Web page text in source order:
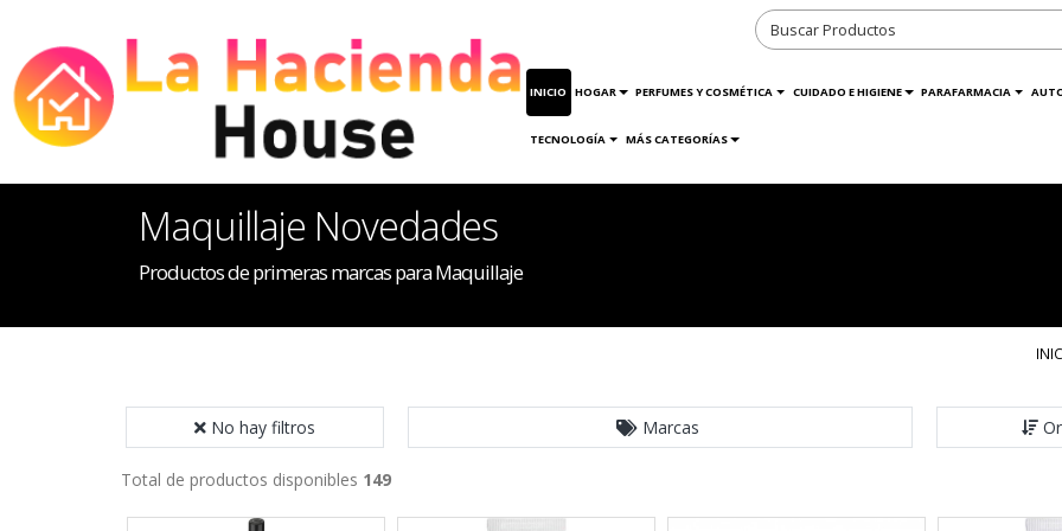
INICIO HOGAR PERFUMES Y COSMÉTICA CUIDADO E HIGIENE PARAFARMACIA
TECNOLOGÍA MÁS CATEGORÍAS
Maquillaje Novedades
Productos de primeras marcas para Maquillaje
No hay filtros Marcas
Total de productos disponibles 149